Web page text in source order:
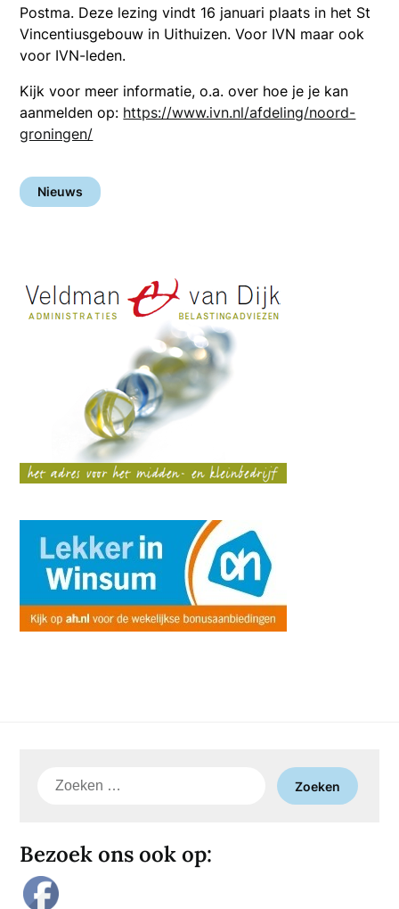
Postma. Deze lezing vindt 16 januari plaats in het St
Vincentiusgebouw in Uithuizen. Voor IVN maar ook
voor IVN-leden.
Kijk voor meer informatie, o.a. over hoe je je kan
aanmelden op: https://www.ivn.nl/afdeling/noord-
groningen/
Nieuws
Zoeken
Bezoek ons ook op: